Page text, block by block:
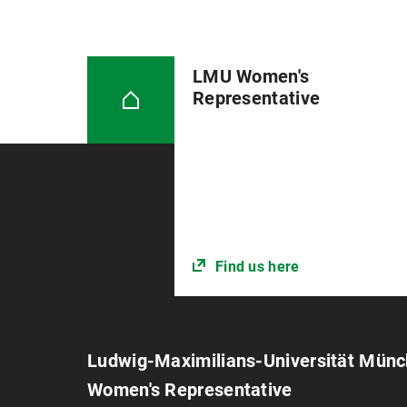
LMU Women's
Representative
Find us here
Ludwig-Maximilians-Universität
Women's Representative